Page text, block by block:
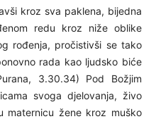
kroz sva paklena, bijedna
redu kroz niže oblike
rođenja, pročistivši se tako
rada kao ljudsko biće
3.30.34) Pod Božjim
svoga djelovanja, živo
maternicu žene kroz muško